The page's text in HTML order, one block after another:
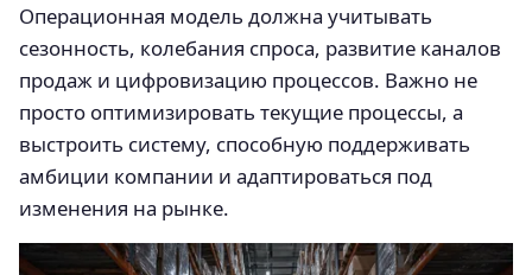
Операционная модель должна учитывать
сезонность, колебания спроса, развитие каналов
продаж и цифровизацию процессов. Важно не
просто оптимизировать текущие процессы, а
выстроить систему, способную поддерживать
амбиции компании и адаптироваться под
изменения на рынке.